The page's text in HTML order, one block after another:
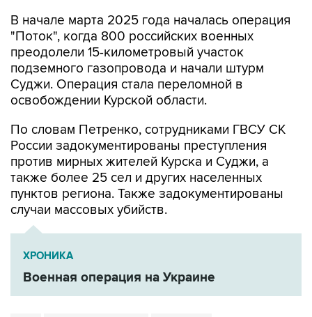
В начале марта 2025 года началась операция
"Поток", когда 800 российских военных
преодолели 15-километровый участок
подземного газопровода и начали штурм
Суджи. Операция стала переломной в
освобождении Курской области.
По словам Петренко, сотрудниками ГВСУ СК
России задокументированы преступления
против мирных жителей Курска и Суджи, а
также более 25 сел и других населенных
пунктов региона. Также задокументированы
случаи массовых убийств.
ХРОНИКА
Военная операция на Украине